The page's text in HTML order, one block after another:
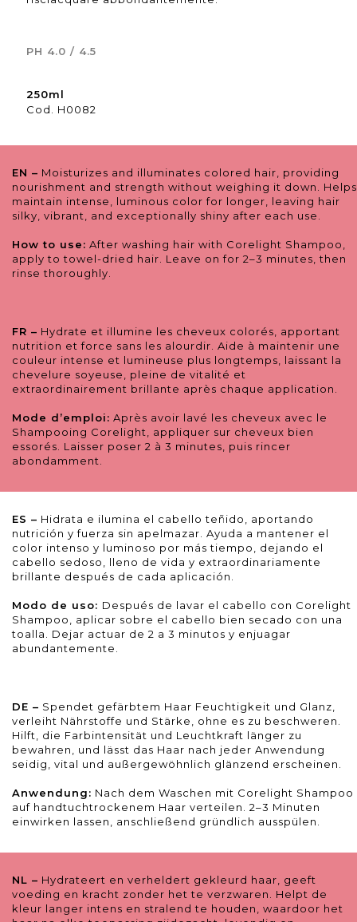
PH 4.0 / 4.5
250ml
Cod. H0082
EN – Moisturizes and illuminates colored hair, providing
nourishment and strength without weighing it down. Helps
maintain intense, luminous color for longer, leaving hair
silky, vibrant, and exceptionally shiny after each use.
How to use: After washing hair with Corelight Shampoo,
apply to towel-dried hair. Leave on for 2–3 minutes, then
rinse thoroughly.
FR – Hydrate et illumine les cheveux colorés, apportant
nutrition et force sans les alourdir. Aide à maintenir une
couleur intense et lumineuse plus longtemps, laissant la
chevelure soyeuse, pleine de vitalité et
extraordinairement brillante après chaque application.
Mode d’emploi: Après avoir lavé les cheveux avec le
Shampooing Corelight, appliquer sur cheveux bien
essorés. Laisser poser 2 à 3 minutes, puis rincer
abondamment.
ES – Hidrata e ilumina el cabello teñido, aportando
nutrición y fuerza sin apelmazar. Ayuda a mantener el
color intenso y luminoso por más tiempo, dejando el
cabello sedoso, lleno de vida y extraordinariamente
brillante después de cada aplicación.
Modo de uso: Después de lavar el cabello con Corelight
Shampoo, aplicar sobre el cabello bien secado con una
toalla. Dejar actuar de 2 a 3 minutos y enjuagar
abundantemente.
DE – Spendet gefärbtem Haar Feuchtigkeit und Glanz,
verleiht Nährstoffe und Stärke, ohne es zu beschweren.
Hilft, die Farbintensität und Leuchtkraft länger zu
bewahren, und lässt das Haar nach jeder Anwendung
seidig, vital und außergewöhnlich glänzend erscheinen.
Anwendung: Nach dem Waschen mit Corelight Shampoo
auf handtuchtrockenem Haar verteilen. 2–3 Minuten
einwirken lassen, anschließend gründlich ausspülen.
NL – Hydrateert en verheldert gekleurd haar, geeft
voeding en kracht zonder het te verzwaren. Helpt de
kleur langer intens en stralend te houden, waardoor het